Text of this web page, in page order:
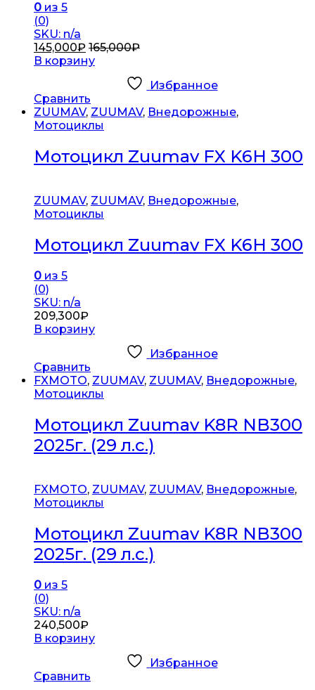
0 из 5
(0)
SKU: n/a
145,000₽ 165,000₽
В корзину
Избранное
Сравнить
ZUUMAV, ZUUMAV, Внедорожные,
Мотоциклы
Мотоцикл Zuumav FX K6H 300
ZUUMAV, ZUUMAV, Внедорожные,
Мотоциклы
Мотоцикл Zuumav FX K6H 300
0 из 5
(0)
SKU: n/a
209,300₽
В корзину
Избранное
Сравнить
FXMOTO, ZUUMAV, ZUUMAV, Внедорожные,
Мотоциклы
Мотоцикл Zuumav K8R NB300
2025г. (29 л.с.)
FXMOTO, ZUUMAV, ZUUMAV, Внедорожные,
Мотоциклы
Мотоцикл Zuumav K8R NB300
2025г. (29 л.с.)
0 из 5
(0)
SKU: n/a
240,500₽
В корзину
Избранное
Сравнить